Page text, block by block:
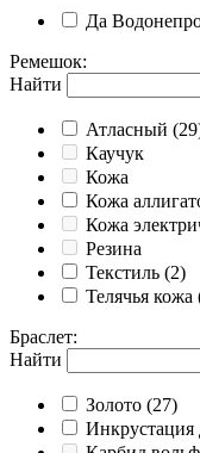
Да
Ремешок:
Найти
Атласный
Каучук
Кожа
Кожа
Кожа
Резина
Текстиль (2)
Телячья кожа
Браслет:
Найти
Золото (27)
Инкрустация